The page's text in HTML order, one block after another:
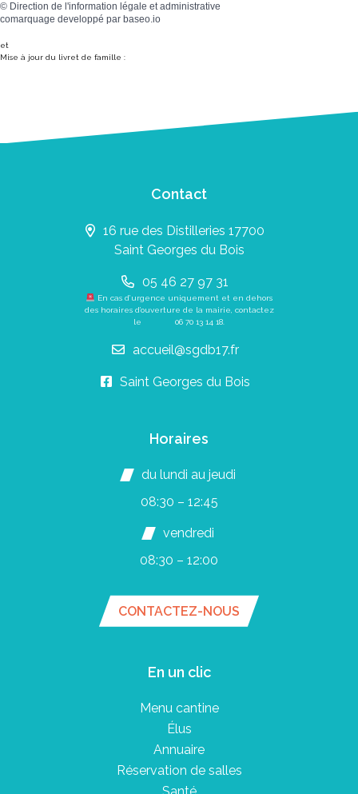
© Direction de l'information légale et administrative
comarquage developpé par baseo.io
et
Mise à jour du livret de famille :
Contact
16 rue des Distilleries 17700
Saint Georges du Bois
05 46 27 97 31
En cas d’urgence uniquement et en dehors
des horaires d’ouverture de la mairie, contactez
le 06 70 13 14 18.
accueil@sgdb17.fr
Saint Georges du Bois
Horaires
du lundi au jeudi
08:30 – 12:45
vendredi
08:30 – 12:00
CONTACTEZ-NOUS
En un clic
Menu cantine
Élus
Annuaire
Réservation de salles